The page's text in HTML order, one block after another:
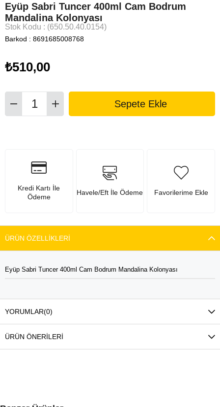
Eyüp Sabri Tuncer 400ml Cam Bodrum
Mandalina Kolonyası
Stok Kodu (650.50.40.0154)
Barkod : 8691685008768
₺510,00
Kredi Kartı İle
Ödeme
Havele/Eft İle Ödeme Favorilerime Ekle
ÜRÜN ÖZELLIKLERI
Eyüp Sabri Tuncer 400ml Cam Bodrum Mandalina Kolonyası
YORUMLAR(0)
ÜRÜN ÖNERILERI